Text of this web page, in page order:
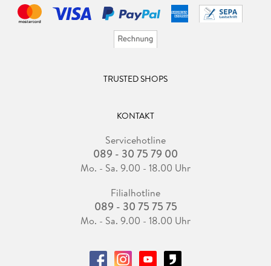
TRUSTED SHOPS
KONTAKT
Servicehotline
089 - 30 75 79 00
Mo. - Sa. 9.00 - 18.00 Uhr
Filialhotline
089 - 30 75 75 75
Mo. - Sa. 9.00 - 18.00 Uhr